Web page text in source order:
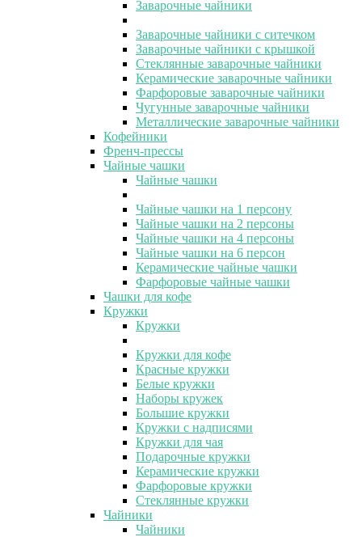
Заварочные чайники
Заварочные чайники с ситечком
Заварочные чайники с крышкой
Стеклянные заварочные чайники
Керамические заварочные чайники
Фарфоровые заварочные чайники
Чугунные заварочные чайники
Металлические заварочные чайники
Кофейники
Френч-прессы
Чайные чашки
Чайные чашки
Чайные чашки на 1 персону
Чайные чашки на 2 персоны
Чайные чашки на 4 персоны
Чайные чашки на 6 персон
Керамические чайные чашки
Фарфоровые чайные чашки
Чашки для кофе
Кружки
Кружки
Кружки для кофе
Красные кружки
Белые кружки
Наборы кружек
Большие кружки
Кружки с надписями
Кружки для чая
Подарочные кружки
Керамические кружки
Фарфоровые кружки
Стеклянные кружки
Чайники
Чайники